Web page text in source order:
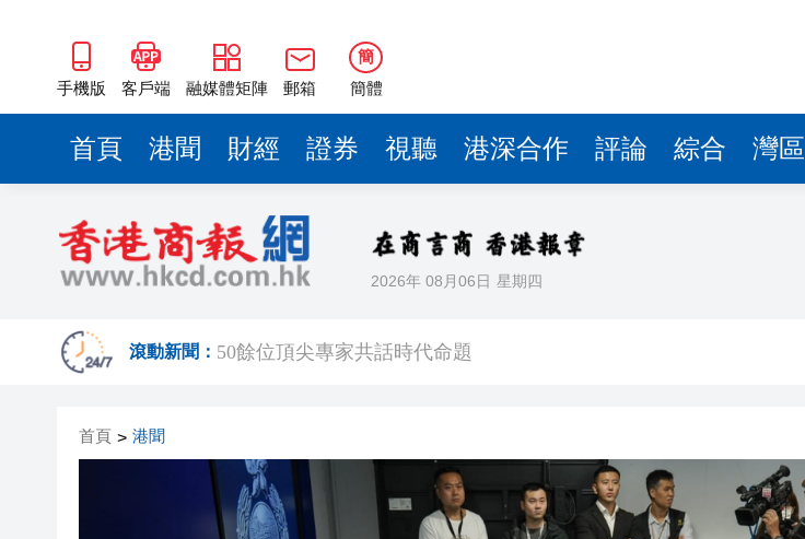
手機版 客戶端 融媒體矩陣 郵箱
簡
簡體
首頁 港聞 財經 證券 視聽 港深合作 評論 綜合 灣區
2026年 08月06日 星期四
滾動新聞：
海南澄邁文儒煥新升級 五組數據見證文儒沉香從傳統邁向現代
梁振英率港區全國政協委員考察團來瓊考察
2025年海南儋州以舊換新帶動消費約18億元
瀋陽鐵西校園閱讀活動解鎖閱讀新玩法
黎智英案｜吳良好：依法公正處理黎智英求情 罪證如山豈能妄想輕判
50餘位頂尖專家共話時代命題
2025年海南儋州以舊換新帶動消費約18億元
山東26戶省屬國企去年合計營收2.58萬億 利潤總額近936億
首頁 > 港聞